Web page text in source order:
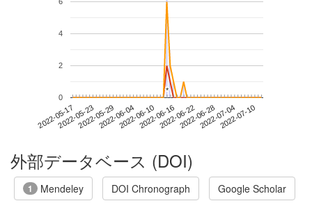
2022-05-172022-05-232022-05-292022-06-042022-06-102022-06-162022-06-222022-06-282022-07-042022-07-10
0
2
4
*
*
外部データベース (DOI)
1 Mendeley DOI Chronograph Google Scholar